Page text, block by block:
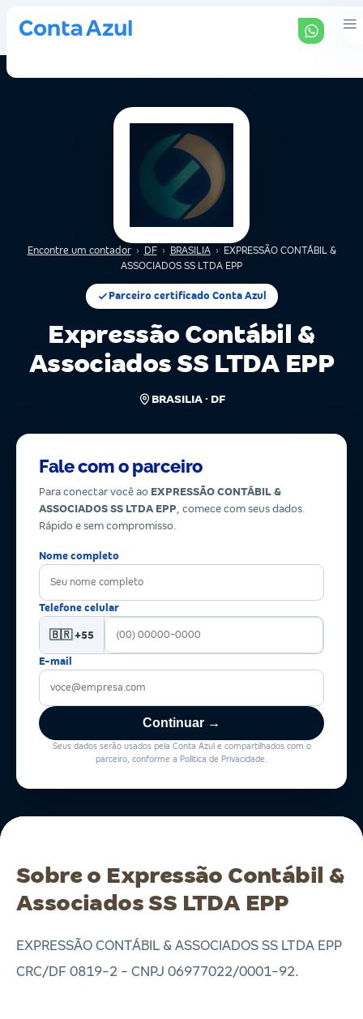
Encontre um contador › DF › BRASILIA ›
EXPRESSÃO CONTÁBIL &
ASSOCIADOS SS LTDA EPP
Parceiro certificado Conta Azul
Expressão Contábil &
Associados SS LTDA EPP
BRASILIA · DF
Fale com o parceiro
Para conectar você ao EXPRESSÃO CONTÁBIL &
ASSOCIADOS SS LTDA EPP, comece com seus dados.
Rápido e sem compromisso.
Nome completo
Telefone celular
🇧🇷 +55
E-mail
Continuar →
Seus dados serão usados pela Conta Azul e compartilhados com o
parceiro, conforme a Política de Privacidade.
Sobre o Expressão Contábil &
Associados SS LTDA EPP
EXPRESSÃO CONTÁBIL & ASSOCIADOS SS LTDA EPP
CRC/DF 0819-2 - CNPJ 06977022/0001-92.